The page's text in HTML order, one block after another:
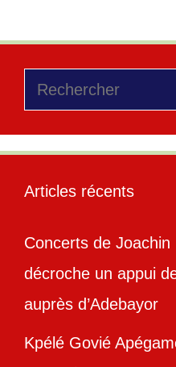
Rechercher
Articles récents
Concerts de
décroche un appui
auprès d’Adebayor
Kpélé Govié